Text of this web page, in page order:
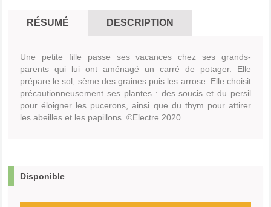
RÉSUMÉ DESCRIPTION
Une petite fille passe ses vacances chez ses grands-
parents qui lui ont aménagé un carré de potager. Elle
prépare le sol, sème des graines puis les arrose. Elle choisit
précautionneusement ses plantes : des soucis et du persil
pour éloigner les pucerons, ainsi que du thym pour attirer
les abeilles et les papillons. ©Electre 2020
Disponible